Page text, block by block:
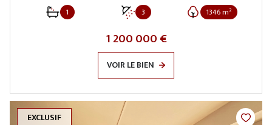
1 3 1346 m²
1 200 000 €
VOIR LE BIEN
EXCLUSIF